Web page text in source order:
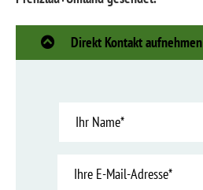
Direkt Kontakt aufnehmen
Name